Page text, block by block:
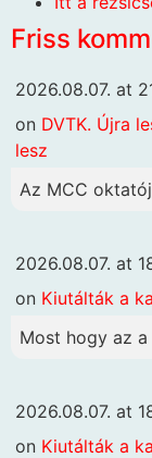
Friss
2026.08.07. at
on DVTK. Újra
lesz
Az MCC
2026.08.07. at
on Kiutálták a
Most hogy az a
2026.08.07. at
on Kiutálták a